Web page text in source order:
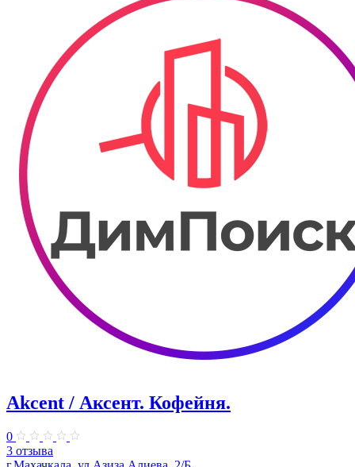
Akcent / Аксент. Кофейня.
0
3 отзыва